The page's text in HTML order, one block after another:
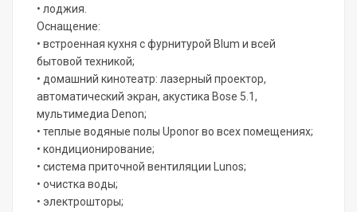
• лоджия.
Оснащение:
• встроенная кухня с фурнитурой Blum и всей
бытовой техникой;
• домашний кинотеатр: лазерный проектор,
автоматический экран, акустика Bose 5.1,
мультимедиа Denon;
• теплые водяные полы Uponor во всех помещениях;
• кондиционирование;
• система приточной вентиляции Lunos;
• очистка воды;
• электрошторы;